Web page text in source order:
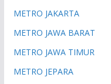
METRO JAKARTA
METRO JAWA BARAT
METRO JAWA TIMUR
METRO JEPARA